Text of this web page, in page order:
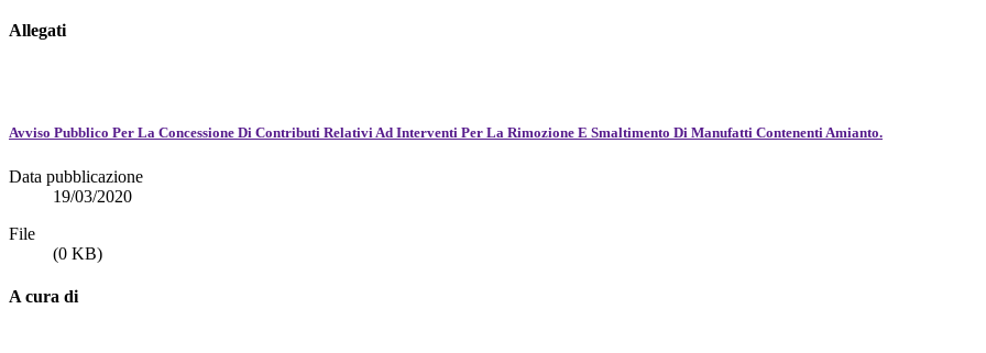
Allegati
Avviso Pubblico Per La Concessione Di Contributi Relativi Ad Interventi Per La Rimozione E Smaltimento Di Manufatti Contenenti Amianto.
Data pubblicazione
19/03/2020
File
(0 KB)
A cura di